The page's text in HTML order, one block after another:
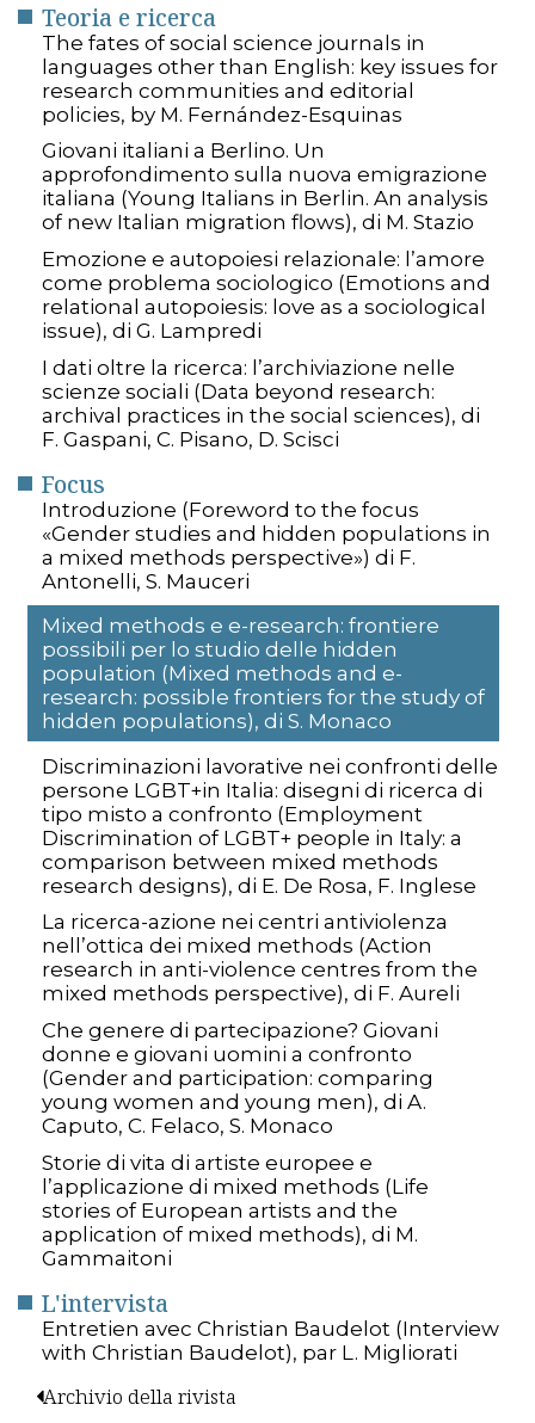
Teoria e ricerca
The fates of social science journals in
languages other than English: key issues for
research communities and editorial
policies, by M. Fernández-Esquinas
Giovani italiani a Berlino. Un
approfondimento sulla nuova emigrazione
italiana (Young Italians in Berlin. An analysis
of new Italian migration flows), di M. Stazio
Emozione e autopoiesi relazionale: l’amore
come problema sociologico (Emotions and
relational autopoiesis: love as a sociological
issue), di G. Lampredi
I dati oltre la ricerca: l’archiviazione nelle
scienze sociali (Data beyond research:
archival practices in the social sciences), di
F. Gaspani, C. Pisano, D. Scisci
Focus
Introduzione (Foreword to the focus
«Gender studies and hidden populations in
a mixed methods perspective») di F.
Antonelli, S. Mauceri
Mixed methods e e-research: frontiere
possibili per lo studio delle hidden
population (Mixed methods and e-
research: possible frontiers for the study of
hidden populations), di S. Monaco
Discriminazioni lavorative nei confronti delle
persone LGBT+in Italia: disegni di ricerca di
tipo misto a confronto (Employment
Discrimination of LGBT+ people in Italy: a
comparison between mixed methods
research designs), di E. De Rosa, F. Inglese
La ricerca-azione nei centri antiviolenza
nell’ottica dei mixed methods (Action
research in anti-violence centres from the
mixed methods perspective), di F. Aureli
Che genere di partecipazione? Giovani
donne e giovani uomini a confronto
(Gender and participation: comparing
young women and young men), di A.
Caputo, C. Felaco, S. Monaco
Storie di vita di artiste europee e
l’applicazione di mixed methods (Life
stories of European artists and the
application of mixed methods), di M.
Gammaitoni
L'intervista
Entretien avec Christian Baudelot (Interview
with Christian Baudelot), par L. Migliorati
Archivio della rivista